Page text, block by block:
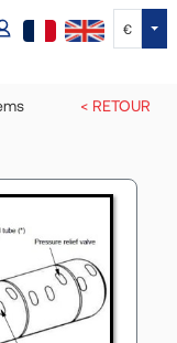
€
< RETOUR